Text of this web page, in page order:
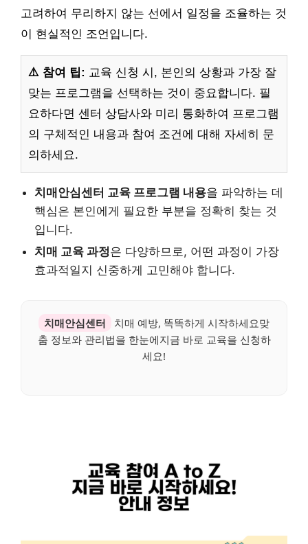
고려하여 무리하지 않는 선에서 일정을 조율하는 것
이 현실적인 조언입니다.
⚠️ 참여 팁: 교육 신청 시, 본인의 상황과 가장 잘
맞는 프로그램을 선택하는 것이 중요합니다. 필
요하다면 센터 상담사와 미리 통화하여 프로그램
의 구체적인 내용과 참여 조건에 대해 자세히 문
의하세요.
치매안심센터 교육 프로그램 내용을 파악하는 데
핵심은 본인에게 필요한 부분을 정확히 찾는 것
입니다.
치매 교육 과정은 다양하므로, 어떤 과정이 가장
효과적일지 신중하게 고민해야 합니다.
치매안심센터
치매 예방, 똑똑하게 시작하세요맞
춤 정보와 관리법을 한눈에지금 바로 교육을 신청하
세요!